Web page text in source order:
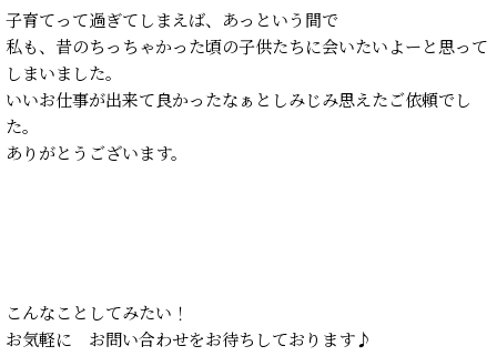
子育てって過ぎてしまえば、あっという間で
私も、昔のちっちゃかった頃の子供たちに会いたいよーと思って
しまいました。
いいお仕事が出来て良かったなぁとしみじみ思えたご依頼でし
た。
ありがとうございます。
こんなことしてみたい！
お気軽に お問い合わせをお待ちしております♪